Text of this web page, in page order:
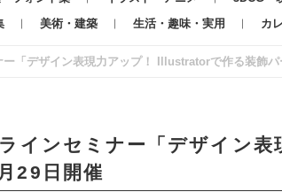
美術・建築 生活・趣味・実用 カ
「デザイン表現力アップ！ Illustratorで作る装飾
インセミナー「デザイン
29日開催